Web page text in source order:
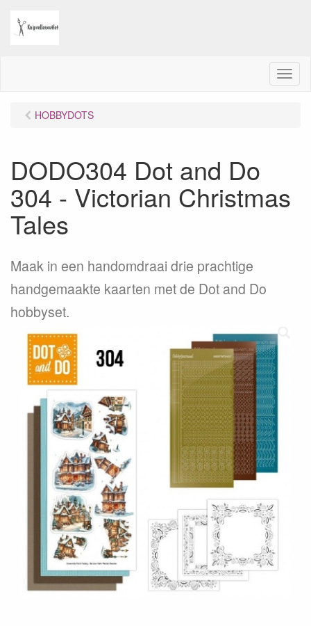
M
e
HOBBYDOTS
DODO304 Dot and Do
304 - Victorian Christmas
Tales
Maak in een handomdraai drie prachtige
handgemaakte kaarten met de Dot and Do
hobbyset.